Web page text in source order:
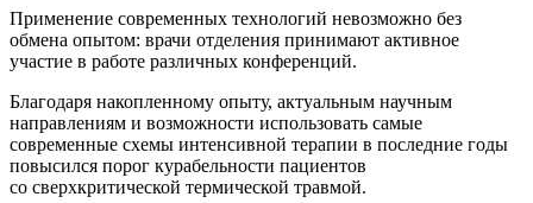
Применение современных технологий невозможно без
обмена опытом: врачи отделения принимают активное
участие в работе различных конференций.
Благодаря накопленному опыту, актуальным научным
направлениям и возможности использовать самые
современные схемы интенсивной терапии в последние годы
повысился порог курабельности пациентов
со сверхкритической термической травмой.